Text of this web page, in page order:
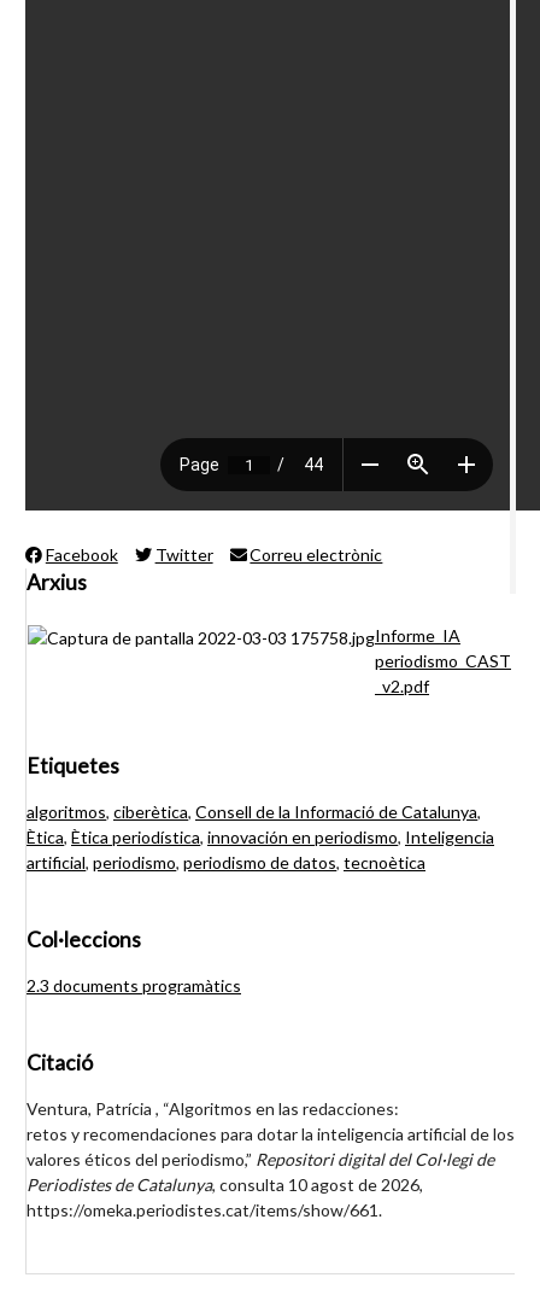
Facebook Twitter Correu electrònic
Arxius
Informe_IA
periodismo_CAST
_v2.pdf
Etiquetes
algoritmos, ciberètica, Consell de la Informació de Catalunya,
Ètica, Ètica periodística, innovación en periodismo, Inteligencia
artificial, periodismo, periodismo de datos, tecnoètica
Col·leccions
2.3 documents programàtics
Citació
Ventura, Patrícia , “Algoritmos en las redacciones:
retos y recomendaciones para dotar la inteligencia artificial de los
valores éticos del periodismo,” Repositori digital del Col·legi de
Periodistes de Catalunya, consulta 10 agost de 2026,
https://omeka.periodistes.cat/items/show/661.